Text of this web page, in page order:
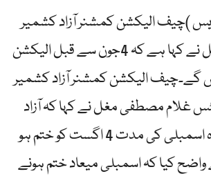
ایس )چیف الیکشن کمشنر آزاد کشمیر
غلام مصطفی مغل نے کہا ہے کہ 4جون سے قبل الیکشن
گے۔چیف الیکشن کمشنر آزاد کشمیر
غلام مصطفی مغل نے کہا کہ آزاد
کشمیر کی موجودہ اسمبلی کی مدت 4 اگست کو ختم ہو
واضح کیا کہ اسمبلی میعاد ختم ہونے